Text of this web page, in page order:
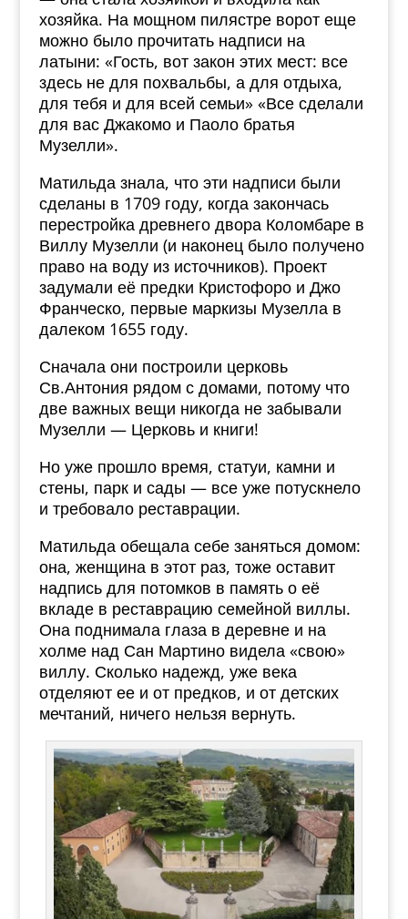
хозяйка. На мощном пилястре ворот еще
можно было прочитать надписи на
латыни: «Гость, вот закон этих мест: все
здесь не для похвальбы, а для отдыха,
для тебя и для всей семьи» «Все сделали
для вас Джакомо и Паоло братья
Музелли».
Матильда знала, что эти надписи были
сделаны в 1709 году, когда закончась
перестройка древнего двора Коломбаре в
Виллу Музелли (и наконец было получено
право на воду из источников). Проект
задумали её предки Кристофоро и Джо
Франческо, первые маркизы Музелла в
далеком 1655 году.
Сначала они построили церковь
Св.Антония рядом с домами, потому что
две важных вещи никогда не забывали
Музелли — Церковь и книги!
Но уже прошло время, статуи, камни и
стены, парк и сады — все уже потускнело
и требовало реставрации.
Матильда обещала себе заняться домом:
она, женщина в этот раз, тоже оставит
надпись для потомков в память о её
вкладе в реставрацию семейной виллы.
Она поднимала глаза в деревне и на
холме над Сан Мартино видела «свою»
виллу. Сколько надежд, уже века
отделяют ее и от предков, и от детских
мечтаний, ничего нельзя вернуть.